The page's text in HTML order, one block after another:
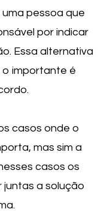
pessoa que
por indicar
Essa alternativa
o importante é
casos onde o
mas sim a
casos os
juntas a solução